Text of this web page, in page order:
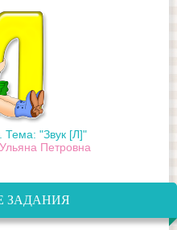
Тема: "Звук [Л]"
Петровна
ЗАДАНИЯ